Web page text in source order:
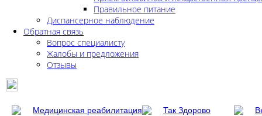
Правильное питание
Диспансерное наблюдение
Обратная связь
Вопрос специалисту
Жалобы и предложения
Отзывы